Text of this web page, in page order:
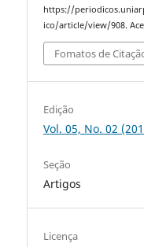
https://
ico/article/view/908.
Fomatos de
Edição
Vol. 05, No. 02
Seção
Artigos
Licença